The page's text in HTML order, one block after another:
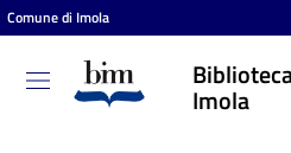
Vai al contenuto
Vai alla navigazione
Vai al footer
Comune di Imola
Imola
Biblioteca
comunale